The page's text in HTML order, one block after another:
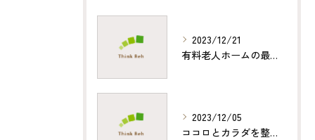
2023/12/21
有料老人ホームの最高レベルのケアを訪問整体で提供するサービスとは？
2023/12/05
ココロとカラダを整える訪問整体